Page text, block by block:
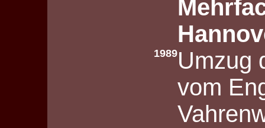
1989Umzug
vom